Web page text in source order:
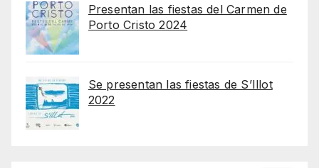
Presentan las fiestas del Carmen de
Porto Cristo 2024
Se presentan las fiestas de S’Illot
2022